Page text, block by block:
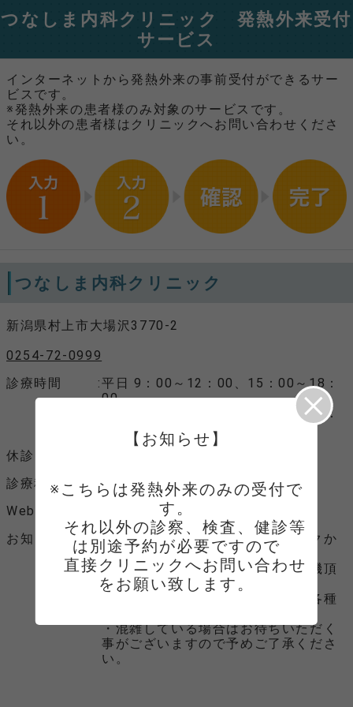
つなしま内科クリニック 発熱外来受付
サービス
インターネットから発熱外来の事前受付ができるサー
ビスです。
※発熱外来の患者様のみ対象のサービスです。
それ以外の患者様はクリニックへお問い合わせくださ
い。
つなしま内科クリニック
新潟県村上市大場沢3770-2
0254-72-0999
診療時間
平日 9：00～12：00、15：00～18：
00
土曜 9：00～12：00、15：00～18：
休診日
診療科目
消化器科、内科
Webサイト
Webサイトへ
お知らせ
・お車で来院の患者様はクリニックか
らご連絡させていただきますので
クリニックには入らずお車で待機頂
くようお願い致します。
・ご来院時には、保険証、医療証各種
・混雑している場合はお待ちいただく
事がございますので予めご了承くださ
い。
【お知らせ】
※こちらは発熱外来のみの受付で
す。
それ以外の診察、検査、健診等
は別途予約が必要ですので
直接クリニックへお問い合わせ
をお願い致します。